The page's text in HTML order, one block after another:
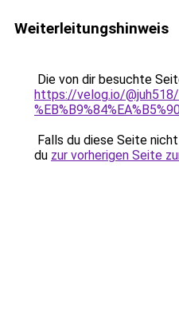
Weiterleitungshinweis
Die von dir besuchte
https://velog.io/
Falls du diese Seite
du zur vorherigen Seite